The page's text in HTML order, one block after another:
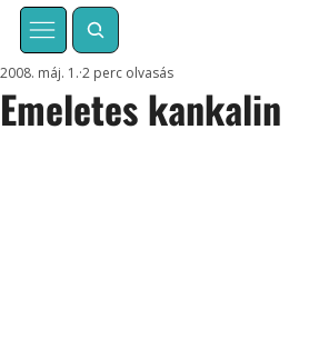
Emeletes kankalin
2008. máj. 1. 2 perc olvasás